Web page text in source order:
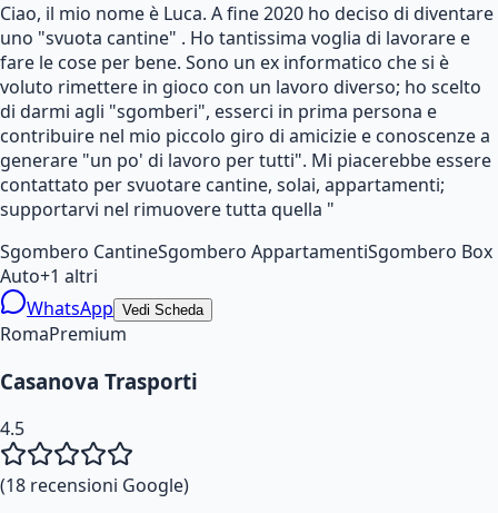
Ciao, il mio nome è Luca. A fine 2020 ho deciso di diventare
uno "svuota cantine" . Ho tantissima voglia di lavorare e
fare le cose per bene. Sono un ex informatico che si è
voluto rimettere in gioco con un lavoro diverso; ho scelto
di darmi agli "sgomberi", esserci in prima persona e
contribuire nel mio piccolo giro di amicizie e conoscenze a
generare "un po' di lavoro per tutti". Mi piacerebbe essere
contattato per svuotare cantine, solai, appartamenti;
supportarvi nel rimuovere tutta quella "
Sgombero CantineSgombero AppartamentiSgombero Box
Auto+1 altri
WhatsApp Vedi Scheda
RomaPremium
Casanova Trasporti
4.5
(18 recensioni Google)